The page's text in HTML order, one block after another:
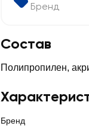
Бренд
Состав
Полипропилен,
Бренд